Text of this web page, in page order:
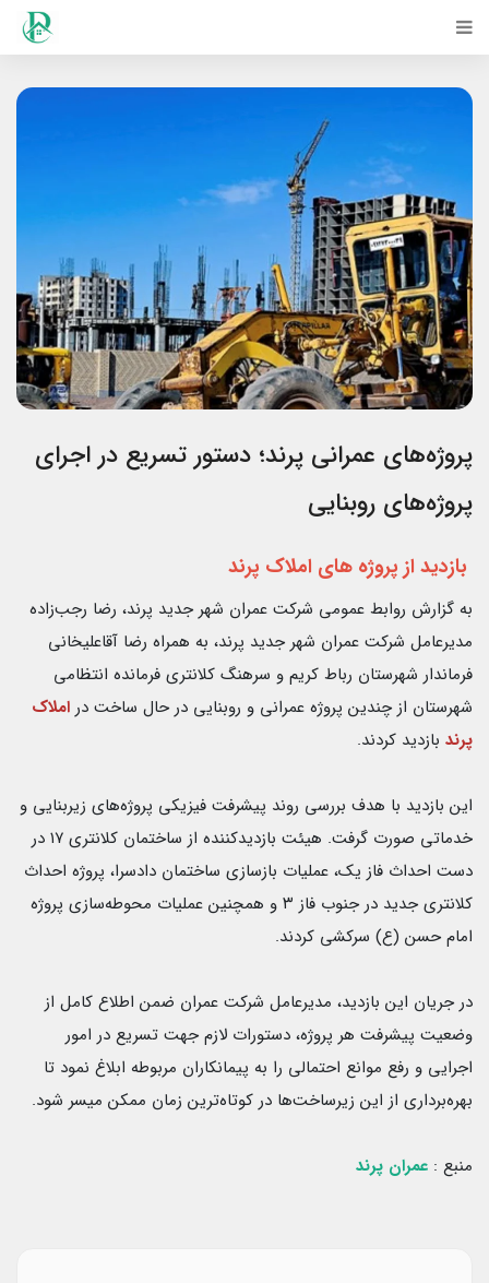
پروژه‌های عمرانی پرند؛ دستور تسریع در اجرای
پروژه‌های روبنایی
بازدید از پروژه های املاک پرند
به گزارش روابط عمومی شرکت عمران شهر جدید پرند، رضا رجب‌زاده
مدیرعامل شرکت عمران شهر جدید پرند، به همراه رضا آقاعلیخانی
فرماندار شهرستان رباط کریم و سرهنگ کلانتری فرمانده انتظامی
شهرستان از چندین پروژه عمرانی و روبنایی در حال ساخت در املاک
پرند بازدید کردند.
این بازدید با هدف بررسی روند پیشرفت فیزیکی پروژه‌های زیربنایی و
خدماتی صورت گرفت. هیئت بازدیدکننده از ساختمان کلانتری ۱۷ در
دست احداث فاز یک، عملیات بازسازی ساختمان دادسرا، پروژه احداث
کلانتری جدید در جنوب فاز ۳ و همچنین عملیات محوطه‌سازی پروژه
امام حسن (ع) سرکشی کردند.
در جریان این بازدید، مدیرعامل شرکت عمران ضمن اطلاع کامل از
وضعیت پیشرفت هر پروژه، دستورات لازم جهت تسریع در امور
اجرایی و رفع موانع احتمالی را به پیمانکاران مربوطه ابلاغ نمود تا
بهره‌برداری از این زیرساخت‌ها در کوتاه‌ترین زمان ممکن میسر شود.
منبع : عمران پرند